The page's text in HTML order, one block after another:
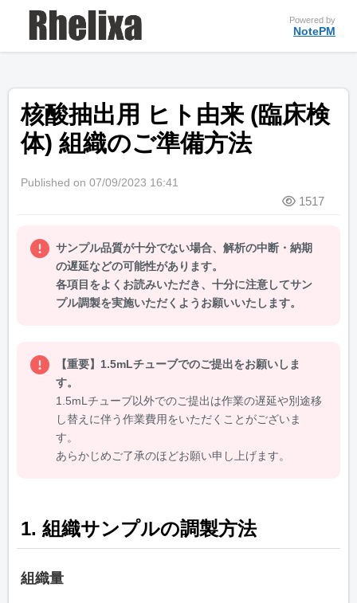
Powered by
NotePM
核酸抽出用 ヒト由来 (臨床検
体) 組織のご準備方法
Published on 07/09/2023 16:41
1517
サンプル品質が十分でない場合、解析の中断・納期
の遅延などの可能性があります。
各項目をよくお読みいただき、十分に注意してサン
プル調製を実施いただくようお願いいたします。
【重要】1.5mLチューブでのご提出をお願いしま
す。
1.5mLチューブ以外でのご提出は作業の遅延や別途移
し替えに伴う作業費用をいただくことがございま
す。
あらかじめご了承のほどお願い申し上げます。
1. 組織サンプルの調製方法
組織量